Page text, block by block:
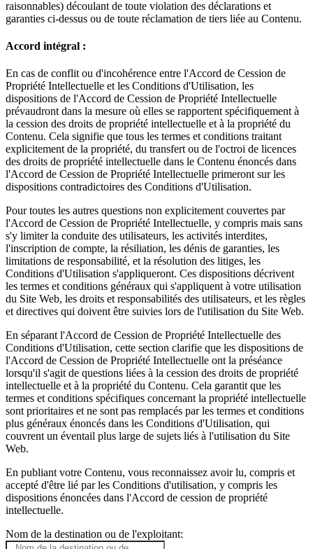
raisonnables) découlant de toute violation des déclarations et
garanties ci-dessus ou de toute réclamation de tiers liée au Contenu.
Accord intégral :
En cas de conflit ou d'incohérence entre l'Accord de Cession de
Propriété Intellectuelle et les Conditions d'Utilisation, les
dispositions de l'Accord de Cession de Propriété Intellectuelle
prévaudront dans la mesure où elles se rapportent spécifiquement à
la cession des droits de propriété intellectuelle et à la propriété du
Contenu. Cela signifie que tous les termes et conditions traitant
explicitement de la propriété, du transfert ou de l'octroi de licences
des droits de propriété intellectuelle dans le Contenu énoncés dans
l'Accord de Cession de Propriété Intellectuelle primeront sur les
dispositions contradictoires des Conditions d'Utilisation.
Pour toutes les autres questions non explicitement couvertes par
l'Accord de Cession de Propriété Intellectuelle, y compris mais sans
s'y limiter la conduite des utilisateurs, les activités interdites,
l'inscription de compte, la résiliation, les dénis de garanties, les
limitations de responsabilité, et la résolution des litiges, les
Conditions d'Utilisation s'appliqueront. Ces dispositions décrivent
les termes et conditions généraux qui s'appliquent à votre utilisation
du Site Web, les droits et responsabilités des utilisateurs, et les règles
et directives qui doivent être suivies lors de l'utilisation du Site Web.
En séparant l'Accord de Cession de Propriété Intellectuelle des
Conditions d'Utilisation, cette section clarifie que les dispositions de
l'Accord de Cession de Propriété Intellectuelle ont la préséance
lorsqu'il s'agit de questions liées à la cession des droits de propriété
intellectuelle et à la propriété du Contenu. Cela garantit que les
termes et conditions spécifiques concernant la propriété intellectuelle
sont prioritaires et ne sont pas remplacés par les termes et conditions
plus généraux énoncés dans les Conditions d'Utilisation, qui
couvrent un éventail plus large de sujets liés à l'utilisation du Site
Web.
En publiant votre Contenu, vous reconnaissez avoir lu, compris et
accepté d'être lié par les Conditions d'utilisation, y compris les
dispositions énoncées dans l'Accord de cession de propriété
intellectuelle.
Nom de la destination ou de l'exploitant: